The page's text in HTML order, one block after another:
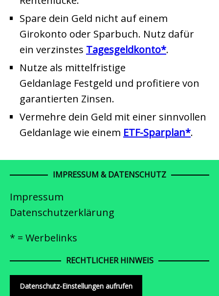
Spare dein Geld nicht auf einem
Girokonto oder Sparbuch. Nutz dafür
ein verzinstes Tagesgeldkonto .
Nutze als mittelfristige
Geldanlage Festgeld und profitiere von
garantierten Zinsen.
Vermehre dein Geld mit einer sinnvollen
Geldanlage wie einem ETF-Sparplan .
IMPRESSUM & DATENSCHUTZ
Impressum
Datenschutzerklärung
* = Werbelinks
RECHTLICHER HINWEIS
Datenschutz-Einstellungen aufrufen